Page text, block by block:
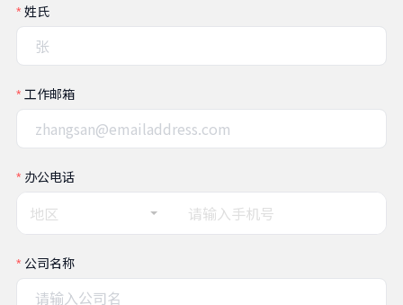
姓氏
工作邮箱
办公电话
地区
公司名称